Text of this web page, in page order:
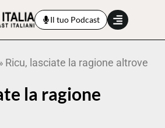
Il tuo Podcast
Ricu, lasciate la ragione altrove
la ragione